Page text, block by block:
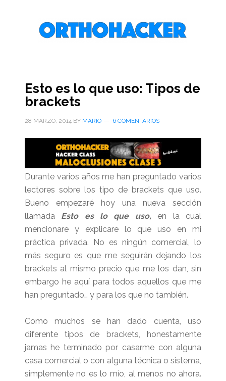
Esto es lo que uso: Tipos de
brackets
28 MARZO, 2014BY MARIO 6 COMENTARIOS
Durante varios años me han preguntado varios
lectores sobre los tipo de brackets que uso.
Bueno empezaré hoy una nueva sección
llamada Esto es lo que uso,
en la cual
mencionare y explicare lo que uso en mi
práctica privada. No es ningún comercial, lo
más seguro es que me seguirán dejando los
brackets al mismo precio que me los dan, sin
embargo he aquí para todos aquellos que me
han preguntado… y para los que no también.
Como muchos se han dado cuenta, uso
diferente tipos de brackets, honestamente
jamas he terminado por casarme con alguna
casa comercial o con alguna técnica o sistema,
simplemente no es lo mío, al menos no ahora.